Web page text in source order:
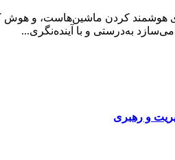
هوشمند کردن ماشین‌هاست، و هوش
به‌درستی و با آینده‌نگری...
و رهبری